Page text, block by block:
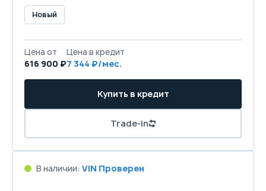
Новый
Цена от
616 900 ₽
Цена в кредит
7 344 ₽/мес.
Купить в кредит
Trade-in
В наличии: VIN Проверен